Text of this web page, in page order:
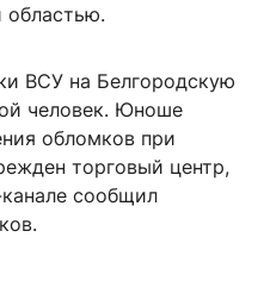
областью.
ВСУ на Белгородскую
человек. Юноше
обломков при
торговый центр,
сообщил